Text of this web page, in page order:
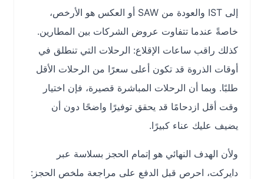
إلى IST والعودة من SAW أو العكس هو الأرخص،
خاصةً عندما تتفاوت عروض الشركات بين المطارين.
كذلك راقب ساعات الإقلاع: الرحلات التي تنطلق في
أوقات الذروة قد تكون أعلى سعرًا من الرحلات الأقل
طلبًا. وبما أن الرحلات المباشرة قصيرة، فإن اختيار
وقت أقل ازدحامًا قد يحقق توفيرًا واضحًا دون أن
يضيف عليك عناء كبيرًا.
ولأن الهدف النهائي هو إتمام الحجز بسلاسة عبر
دايركت، احرص قبل الدفع على مراجعة ملخص الحجز: